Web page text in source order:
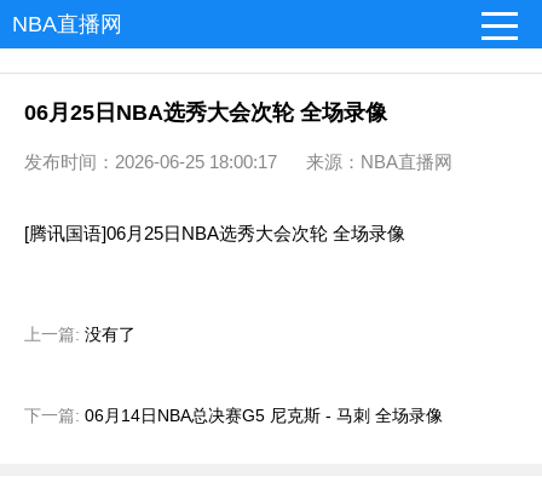
NBA直播网
06月25日NBA选秀大会次轮 全场录像
发布时间：2026-06-25 18:00:17 来源：NBA直播网
[腾讯国语]06月25日NBA选秀大会次轮 全场录像
上一篇: 没有了
下一篇: 06月14日NBA总决赛G5 尼克斯 - 马刺 全场录像